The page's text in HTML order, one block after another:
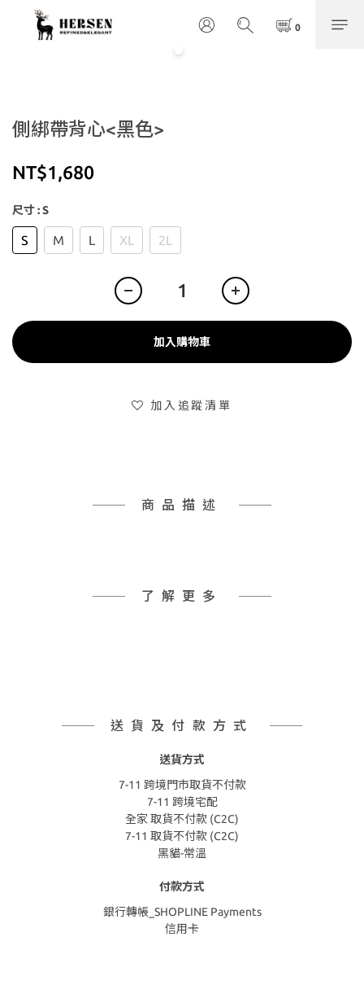
側綁帶背心<黑色>
NT$1,680
尺寸: S
S M L XL 2L
加入購物車
加入追蹤清單
商品描述
了解更多
送貨及付款方式
送貨方式
7-11 跨境門市取貨不付款
7-11 跨境宅配
全家 取貨不付款 (C2C)
7-11 取貨不付款 (C2C)
黑貓-常溫
付款方式
銀行轉帳_SHOPLINE Payments
信用卡